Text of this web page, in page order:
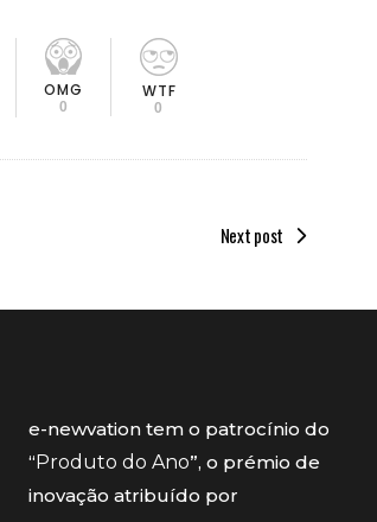
OMG
0
WTF
0
Next post
e-newvation tem o patrocínio do
“ Produto do Ano”, o prémio de
inovação atribuído por